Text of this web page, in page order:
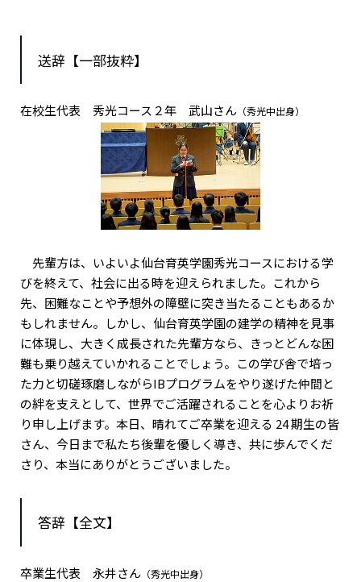
送辞【一部抜粋】
在校生代表 秀光コース２年 武山さん （秀光中出身）
先輩方は、いよいよ仙台育英学園秀光コースにおける学
びを終えて、社会に出る時を迎えられました。これから
先、困難なことや予想外の障壁に突き当たることもあるか
もしれません。しかし、仙台育英学園の建学の精神を見事
に体現し、大きく成長された先輩方なら、きっとどんな困
難も乗り越えていかれることでしょう。この学び舎で培っ
た力と切磋琢磨しながらIBプログラムをやり遂げた仲間と
の絆を支えとして、世界でご活躍されることを心よりお祈
り申し上げます。本日、晴れてご卒業を迎える 24 期生の皆
さん、今日まで私たち後輩を優しく導き、共に歩んでくだ
さり、本当にありがとうございました。
答辞【全文】
卒業生代表 永井さん （秀光中出身）